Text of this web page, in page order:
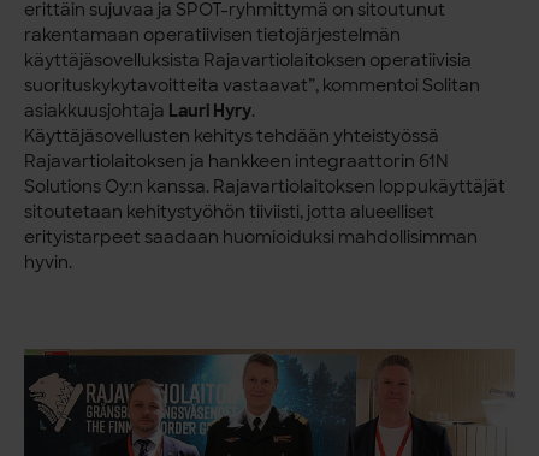
erittäin sujuvaa ja SPOT-ryhmittymä on sitoutunut
rakentamaan operatiivisen tietojärjestelmän
käyttäjäsovelluksista Rajavartiolaitoksen operatiivisia
suorituskykytavoitteita vastaavat”, kommentoi Solitan
asiakkuusjohtaja Lauri Hyry.
Käyttäjäsovellusten kehitys tehdään yhteistyössä
Rajavartiolaitoksen ja hankkeen integraattorin 61N
Solutions Oy:n kanssa. Rajavartiolaitoksen loppukäyttäjät
sitoutetaan kehitystyöhön tiiviisti, jotta alueelliset
erityistarpeet saadaan huomioiduksi mahdollisimman
hyvin.